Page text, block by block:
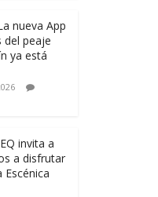
nueva App
del peaje
ya está
invita a
a disfrutar
Escénica